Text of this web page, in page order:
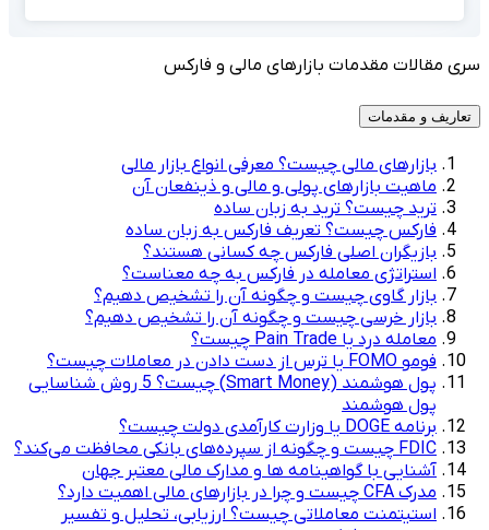
سری مقالات مقدمات بازارهای مالی و فارکس
تعاریف و مقدمات
بازارهای مالی چیست؟ معرفی انواع بازار مالی
ماهیت بازارهای پولی و مالی و ذینفعان آن
ترید چیست؟ ترید به زبان ساده
فارکس چیست؟ تعریف فارکس به زبان ساده
بازیگران اصلی فارکس چه کسانی هستند؟
استراتژی معامله‌ در فارکس به چه معناست؟
بازار گاوی چیست و چگونه آن را تشخیص دهیم؟
بازار خرسی چیست و چگونه آن را تشخیص دهیم؟
معامله درد یا Pain Trade چیست؟
فومو FOMO یا ترس از دست دادن در معاملات چیست؟
پول هوشمند (Smart Money) چیست؟ 5 روش شناسایی
پول هوشمند
برنامه DOGE یا وزارت کارآمدی دولت چیست؟
FDIC چیست و چگونه از سپرده‌های بانکی محافظت می‌کند؟
آشنایی با گواهینامه ها و مدارک مالی معتبر جهان
مدرک CFA چیست و چرا در بازارهای مالی اهمیت دارد؟
استیتمنت معاملاتی چیست؟ ارزیابی، تحلیل و تفسیر